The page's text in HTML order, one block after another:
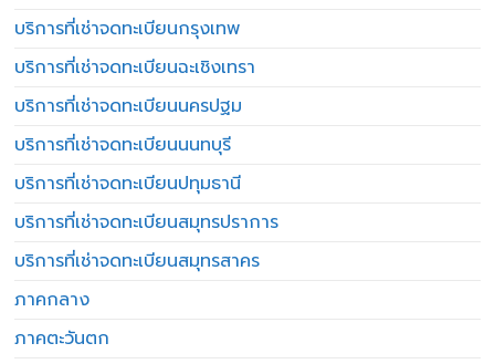
บริการที่เช่าจดทะเบียนกรุงเทพ
บริการที่เช่าจดทะเบียนฉะเชิงเทรา
บริการที่เช่าจดทะเบียนนครปฐม
บริการที่เช่าจดทะเบียนนนทบุรี
บริการที่เช่าจดทะเบียนปทุมธานี
บริการที่เช่าจดทะเบียนสมุทรปราการ
บริการที่เช่าจดทะเบียนสมุทรสาคร
ภาคกลาง
ภาคตะวันตก